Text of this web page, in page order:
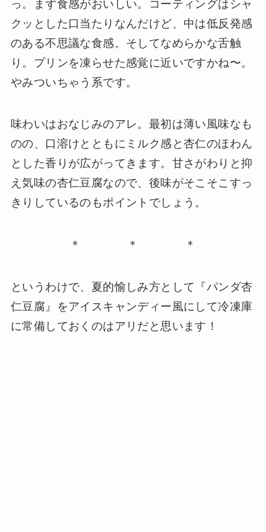
っ。まず食感がおいしい。コーティングはシャ
クッとした口当たりなんだけど、中は低反発感
のある不思議な食感。そしてなめらかな舌触
り。プリンを凍らせた感覚に近いですかね〜。
やみついちゃう系です。
味わいはおなじみのアレ。最初は薄い風味なも
のの、口溶けとともにミルク感と杏仁のほわん
とした香りが広がってきます。甘さがわりと抑
え気味の杏仁豆腐なので、後味がそこそこすっ
きりしているのもポイントでしょう。
＊ ＊ ＊
というわけで、夏的愉しみ方として『パンダ杏
仁豆腐』をアイスキャンディー風にして冷凍庫
に常備しておくのはアリだと思います！